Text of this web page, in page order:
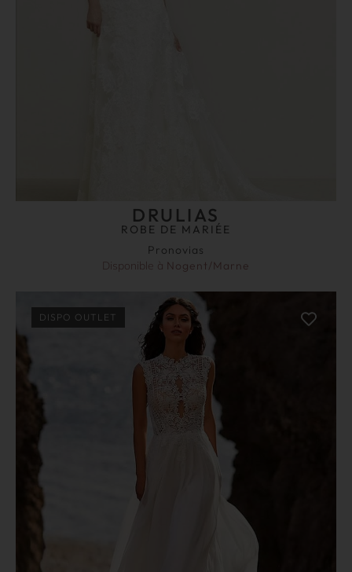
DRULIAS
ROBE DE MARIÉE
Pronovias
Disponible à Nogent/Marne
DISPO OUTLET